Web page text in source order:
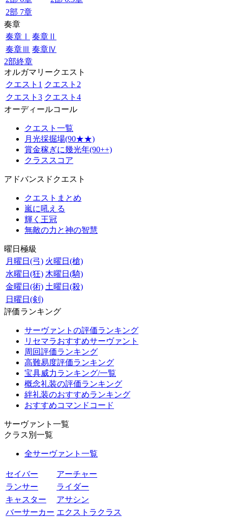
2部 7章
奏章
奏章Ⅰ
奏章Ⅱ
奏章Ⅲ 奏章Ⅳ
2部終章
オルガマリークエスト
クエスト1 クエスト2
クエスト3 クエスト4
オーディールコール
クエスト一覧
月光採掘場(90★★)
賞金稼ぎに幾光年(90++)
クラススコア
アドバンスドクエスト
クエストまとめ
嵐に吼える
輝く王冠
無敵の力と神の智慧
曜日極級
月曜日(弓) 火曜日(槍)
水曜日(狂) 木曜日(騎)
金曜日(術) 土曜日(殺)
日曜日(剣)
評価ランキング
サーヴァントの評価ランキング
リセマラおすすめサーヴァント
周回評価ランキング
高難易度評価ランキング
宝具威力ランキング/一覧
概念礼装の評価ランキング
絆礼装のおすすめランキング
おすすめコマンドコード
サーヴァント一覧
クラス別一覧
全サーヴァント一覧
セイバー
アーチャー
ランサー
ライダー
キャスター
アサシン
バーサーカー エクストラクラス